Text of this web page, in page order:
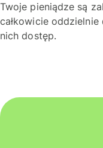
Twoje pieniądze są
całkowicie
nich dostęp.